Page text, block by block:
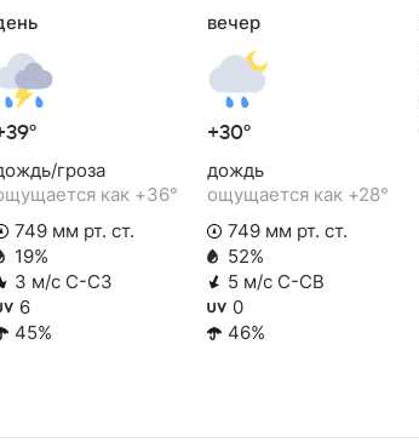
гроза
как +36°
749 мм рт. ст.
19%
3 м/с С-СЗ
6
45%
вечер
+30°
дождь
ощущается как +28°
749 мм рт. ст.
52%
5 м/с С-СВ
0
46%